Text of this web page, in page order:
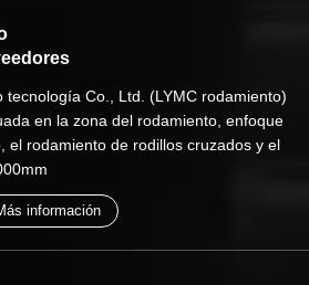
tecnología Co., Ltd. (LYMC rodamiento)
en la zona del rodamiento, enfoque
el rodamiento de rodillos cruzados y el
información